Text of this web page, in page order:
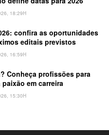
18:29H
confira as oportunidades
editais previstos
16:59H
Conheça profissões para
em carreira
15:30H